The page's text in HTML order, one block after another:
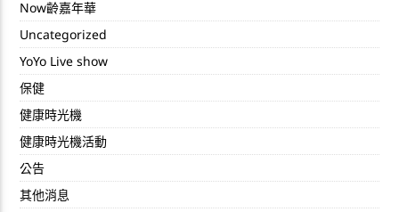
Now齡嘉年華
Uncategorized
YoYo Live show
保健
健康時光機
健康時光機活動
公告
其他消息